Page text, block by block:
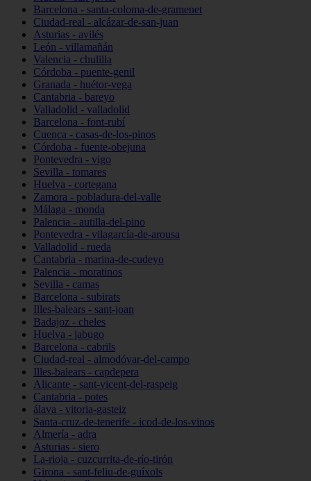
Barcelona - santa-coloma-de-gramenet
Ciudad-real - alcázar-de-san-juan
Asturias - avilés
León - villamañán
Valencia - chulilla
Córdoba - puente-genil
Granada - huétor-vega
Cantabria - bareyo
Valladolid - valladolid
Barcelona - font-rubí
Cuenca - casas-de-los-pinos
Córdoba - fuente-obejuna
Pontevedra - vigo
Sevilla - tomares
Huelva - cortegana
Zamora - pobladura-del-valle
Málaga - monda
Palencia - autilla-del-pino
Pontevedra - vilagarcía-de-arousa
Valladolid - rueda
Cantabria - marina-de-cudeyo
Palencia - moratinos
Sevilla - camas
Barcelona - subirats
Illes-balears - sant-joan
Badajoz - cheles
Huelva - jabugo
Barcelona - cabrils
Ciudad-real - almodóvar-del-campo
Illes-balears - capdepera
Alicante - sant-vicent-del-raspeig
Cantabria - potes
álava - vitoria-gasteiz
Santa-cruz-de-tenerife - icod-de-los-vinos
Almería - adra
Asturias - siero
La-rioja - cuzcurrita-de-río-tirón
Girona - sant-feliu-de-guíxols